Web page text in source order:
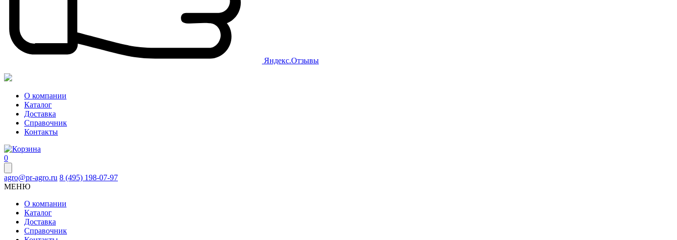
Яндекс.Отзывы
О компании
Каталог
Доставка
Справочник
Контакты
0
agro@pr-agro.ru 8 (495) 198-07-97
МЕНЮ
О компании
Каталог
Доставка
Справочник